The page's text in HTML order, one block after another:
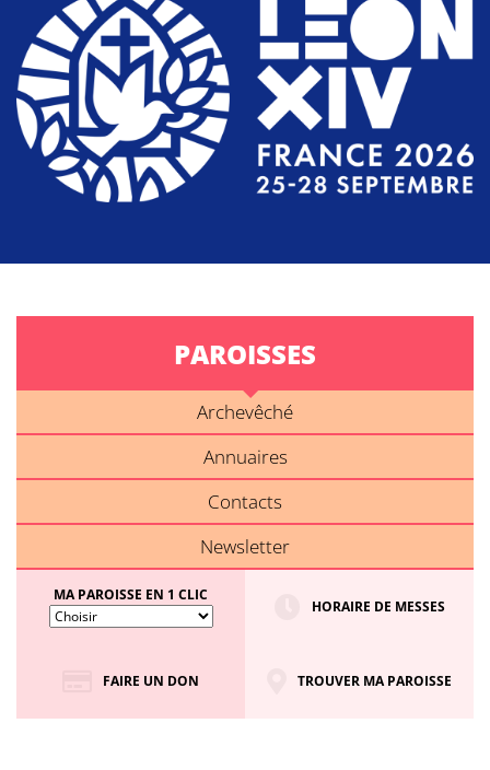
PAROISSES
Archevêché
Annuaires
Contacts
Newsletter
MA PAROISSE EN 1 CLIC
HORAIRE DE MESSES
FAIRE UN DON TROUVER MA PAROISSE